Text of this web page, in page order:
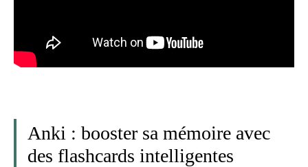
Anki : booster sa mémoire avec
des flashcards intelligentes